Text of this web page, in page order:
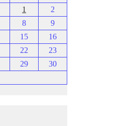
1
2
8
9
15
16
22
23
29
30